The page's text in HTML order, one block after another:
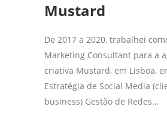
Mustard
De 2017 a 2020, trabalhei
Marketing Consultant para a
criativa Mustard, em Lisboa,
Estratégia de Social Media
business) Gestão de Redes…